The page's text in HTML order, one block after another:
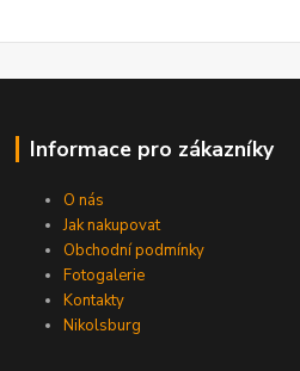
Informace pro zákazníky
O nás
Jak nakupovat
Obchodní podmínky
Fotogalerie
Kontakty
Nikolsburg